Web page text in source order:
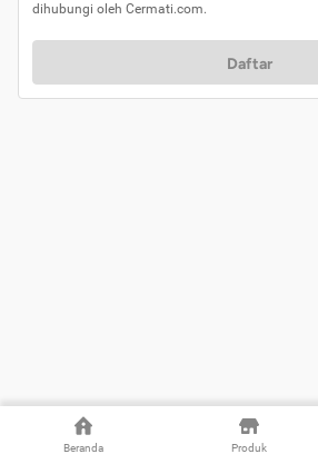
Beranda Produk
dihubungi oleh Cermati.com.
Daftar